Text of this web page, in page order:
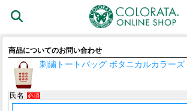
商品についてのお問い合わせ
刺繍トートバッグ ボタニカルカラーズ
氏名 必須